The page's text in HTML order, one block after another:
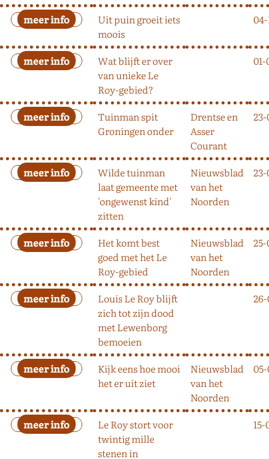
Uit puin groeit iets
moois
04-
Wat blijft er over
van unieke Le
Roy-gebied?
01-
Tuinman spit
Groningen onder
Drentse en
Asser
Courant
23-
Wilde tuinman
laat gemeente met
'ongewenst kind'
zitten
Nieuwsblad
van het
Noorden
23-
Het komt best
goed met het Le
Roy-gebied
Nieuwsblad
van het
Noorden
25-
Louis Le Roy blijft
zich tot zijn dood
met Lewenborg
bemoeien
Kijk eens hoe mooi
het er uit ziet
Nieuwsblad
van het
Noorden
Le Roy stort voor
twintig mille
stenen in
15-